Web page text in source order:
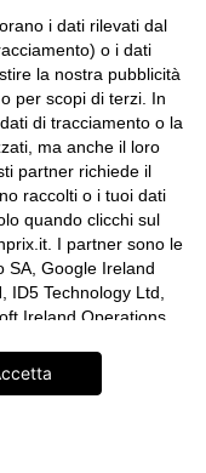
i dati rilevati dal
o i dati
la nostra pubblicità
per scopi di terzi. In
di tracciamento o la
ma anche il loro
partner richiede il
raccolti o i tuoi dati
quando clicchi sul
I partner sono le
SA, Google Ireland
ID5 Technology Ltd,
Ireland Operations
informazioni sul
sono disponibili
nel banner.